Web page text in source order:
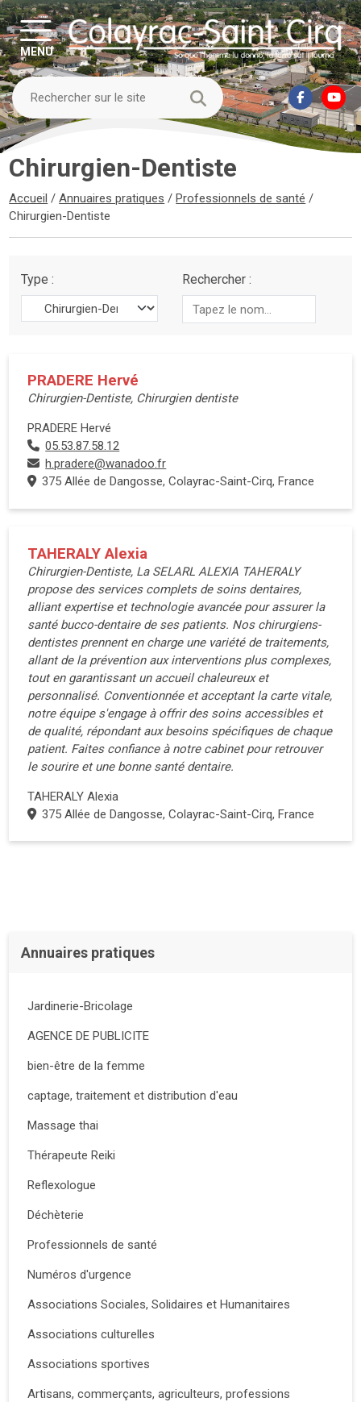
MENU
Chirurgien-Dentiste
Accueil /Annuaires pratiques /Professionnels de santé /
Chirurgien-Dentiste
Type : Rechercher :
PRADERE Hervé
Chirurgien-Dentiste, Chirurgien dentiste
PRADERE Hervé
05.53.87.58.12
h.pradere@wanadoo.fr
375 Allée de Dangosse, Colayrac-Saint-Cirq, France
TAHERALY Alexia
Chirurgien-Dentiste, La SELARL ALEXIA TAHERALY
propose des services complets de soins dentaires,
alliant expertise et technologie avancée pour assurer la
santé bucco-dentaire de ses patients. Nos chirurgiens-
dentistes prennent en charge une variété de traitements,
allant de la prévention aux interventions plus complexes,
tout en garantissant un accueil chaleureux et
personnalisé. Conventionnée et acceptant la carte vitale,
notre équipe s'engage à offrir des soins accessibles et
de qualité, répondant aux besoins spécifiques de chaque
patient. Faites confiance à notre cabinet pour retrouver
le sourire et une bonne santé dentaire.
TAHERALY Alexia
375 Allée de Dangosse, Colayrac-Saint-Cirq, France
Annuaires pratiques
Jardinerie-Bricolage
AGENCE DE PUBLICITE
bien-être de la femme
captage, traitement et distribution d'eau
Massage thai
Thérapeute Reiki
Reflexologue
Déchèterie
Professionnels de santé
Numéros d'urgence
Associations Sociales, Solidaires et Humanitaires
Associations culturelles
Associations sportives
Artisans, commerçants, agriculteurs, professions